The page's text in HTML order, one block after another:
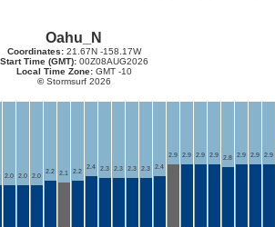
Oahu_N
Coordinates:21.67N -158.17W
Start Time (GMT): 00Z08AUG2026
Local Time Zone: GMT -10
©Stormsurf 2026
2.0 2.0 2.0
2.2 2.1 2.2
2.4 2.3 2.3 2.3 2.3 2.4
2.9 2.9 2.9 2.9 2.8 2.9 2.9 2.9